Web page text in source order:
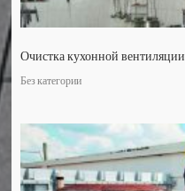
Очистка кухонной вентиляции...
Без категории